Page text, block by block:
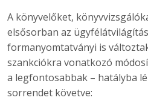
A könyvelőket,
elsősorban az
formanyomtatványi is
szankciókra vonatkozó
a legfontosabbak – hatályba
sorrendet követve: